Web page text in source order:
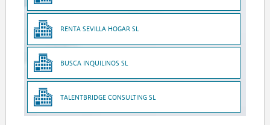
RENTA SEVILLA HOGAR SL
BUSCA INQUILINOS SL
TALENTBRIDGE CONSULTING SL